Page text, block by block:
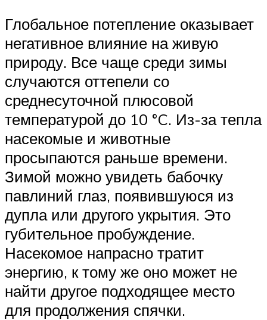
Глобальное потепление оказывает
негативное влияние на живую
природу. Все чаще среди зимы
случаются оттепели со
среднесуточной плюсовой
температурой до 10 °C. Из-за тепла
насекомые и животные
просыпаются раньше времени.
Зимой можно увидеть бабочку
павлиний глаз, появившуюся из
дупла или другого укрытия. Это
губительное пробуждение.
Насекомое напрасно тратит
энергию, к тому же оно может не
найти другое подходящее место
для продолжения спячки.